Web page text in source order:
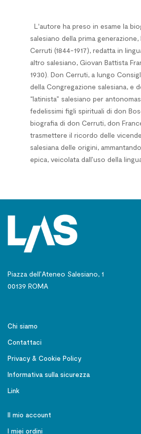
L'autore ha preso in esame la
salesiano della prima
Cerruti (1844-1917), redatta in
altro salesiano, Giovan Battista
1930). Don Cerruti, a lungo
della Congregazione salesiana, e
“latinista” salesiano per
fedelissimi figli spirituali di don
biografia di don Cerruti, don
trasmettere il ricordo delle
salesiana delle origini,
epica, veicolata dall’uso della
Piazza dell’Ateneo Salesiano, 1
00139 ROMA
Chi siamo
Contattaci
Privacy & Cookie Policy
Informativa sulla sicurezza
Link
Il mio account
I miei ordini